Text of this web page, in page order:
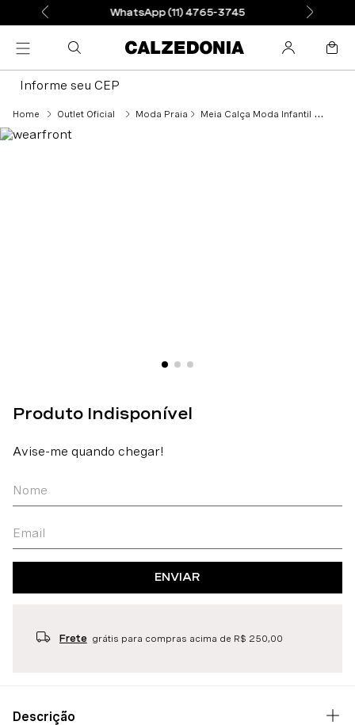
WhatsApp (11) 4765-3745
Informe seu CEP
Outlet Oficial Moda Praia Meia Calça Moda Infantil - Azul
ENVIAR
Frete grátis para compras acima de R$ 250,00
Descrição